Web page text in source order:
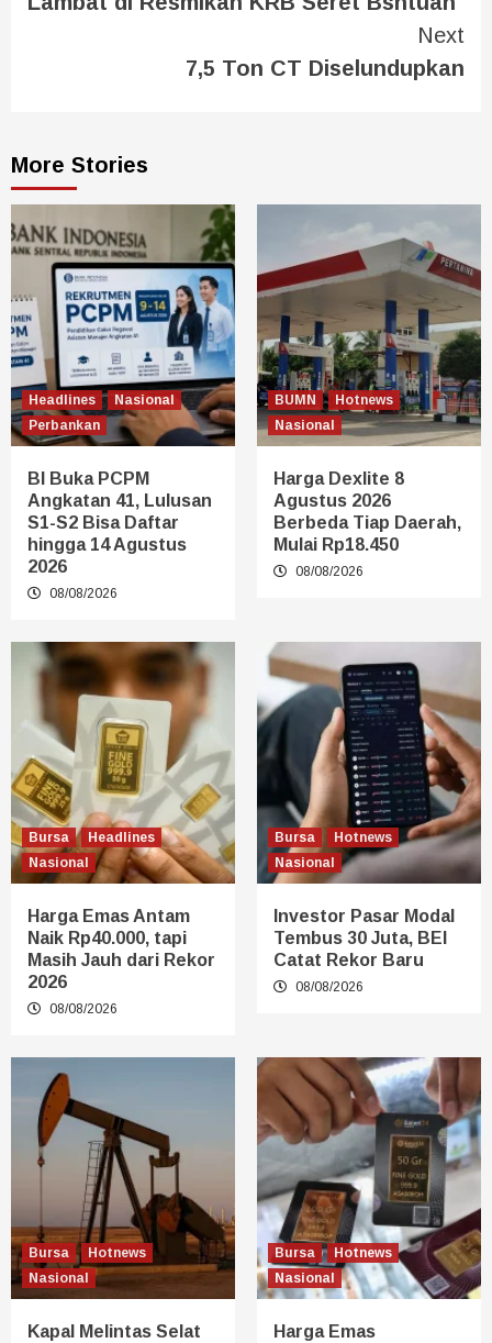
Next
7,5 Ton CT Diselundupkan
More Stories
Headlines
Nasional
Perbankan
BI Buka PCPM
Angkatan 41, Lulusan
S1-S2 Bisa Daftar
hingga 14 Agustus
2026
08/08/2026
BUMN
Hotnews
Nasional
Harga Dexlite 8
Agustus 2026
Berbeda Tiap Daerah,
Mulai Rp18.450
08/08/2026
Bursa
Headlines
Nasional
Harga Emas Antam
Naik Rp40.000, tapi
Masih Jauh dari Rekor
2026
08/08/2026
Bursa
Hotnews
Nasional
Investor Pasar Modal
Tembus 30 Juta, BEI
Catat Rekor Baru
08/08/2026
Bursa
Hotnews
Nasional
Kapal Melintas Selat
Bursa
Hotnews
Nasional
Harga Emas